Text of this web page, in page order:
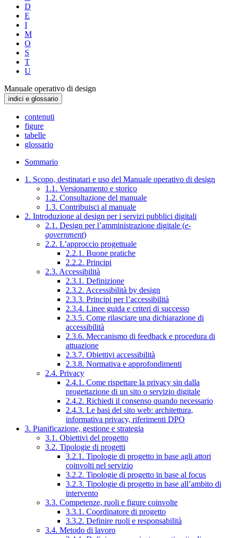
D
E
I
M
O
S
T
U
Manuale operativo di design
indici e glossario
contenuti
figure
tabelle
glossario
Sommario
1. Scopo, destinatari e uso del Manuale operativo di design
1.1. Versionamento e storico
1.2. Consultazione del manuale
1.3. Contribuisci al manuale
2. Introduzione al design per i servizi pubblici digitali
2.1. Design per l’amministrazione digitale (e-
government)
2.2. L’approccio progettuale
2.2.1. Buone pratiche
2.2.2. Principi
2.3. Accessibilità
2.3.1. Definizione
2.3.2. Accessibilità by design
2.3.3. Principi per l’accessibilità
2.3.4. Linee guida e criteri di successo
2.3.5. Come rilasciare una dichiarazione di
accessibilità
2.3.6. Meccanismo di feedback e procedura di
attuazione
2.3.7. Obiettivi accessibilità
2.3.8. Normativa e approfondimenti
2.4. Privacy
2.4.1. Come rispettare la privacy sin dalla
progettazione di un sito o servizio digitale
2.4.2. Richiedi il consenso quando necessario
2.4.3. Le basi del sito web: architettura,
informativa privacy, riferimenti DPO
3. Pianificazione, gestione e strategia
3.1. Obiettivi del progetto
3.2. Tipologie di progetti
3.2.1. Tipologie di progetto in base agli attori
coinvolti nel servizio
3.2.2. Tipologie di progetto in base al focus
3.2.3. Tipologie di progetto in base all’ambito di
intervento
3.3. Competenze, ruoli e figure coinvolte
3.3.1. Coordinatore di progetto
3.3.2. Definire ruoli e responsabilità
3.4. Metodo di lavoro